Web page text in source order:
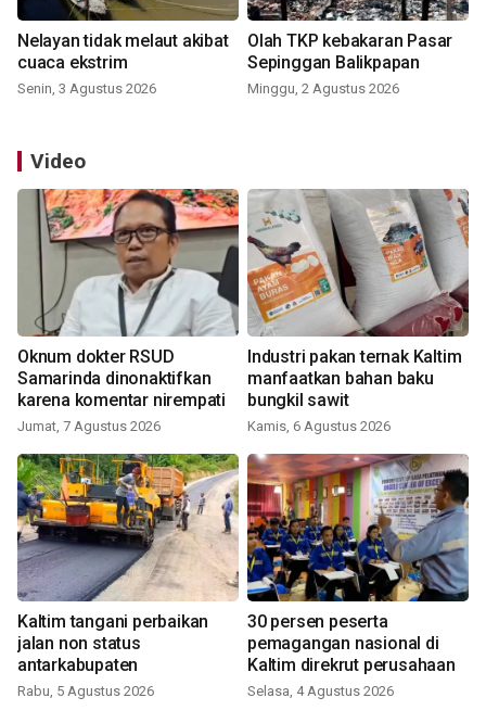
Nelayan tidak melaut akibat
cuaca ekstrim
Senin, 3 Agustus 2026
Olah TKP kebakaran Pasar
Sepinggan Balikpapan
Minggu, 2 Agustus 2026
Video
Oknum dokter RSUD
Samarinda dinonaktifkan
karena komentar nirempati
Jumat, 7 Agustus 2026
Industri pakan ternak Kaltim
manfaatkan bahan baku
bungkil sawit
Kamis, 6 Agustus 2026
Kaltim tangani perbaikan
jalan non status
antarkabupaten
Rabu, 5 Agustus 2026
30 persen peserta
pemagangan nasional di
Kaltim direkrut perusahaan
Selasa, 4 Agustus 2026